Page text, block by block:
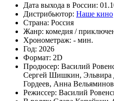
Дата выхода в России:
Дистрибьютор: Наше кино
Страна: Россия
Жанр: комедия /
Хронометраж: - мин.
Год: 2026
Формат: 2D
Продюсер: Василий
Сергей Шишкин, Эльвира
Гордеев, Анна
Режиссер: Василий